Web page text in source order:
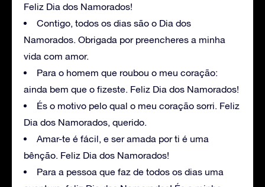
Feliz Dia dos Namorados!
Contigo, todos os dias são o Dia dos
Namorados. Obrigada por preencheres a minha
vida com amor.
Para o homem que roubou o meu coração:
ainda bem que o fizeste. Feliz Dia dos Namorados!
És o motivo pelo qual o meu coração sorri. Feliz
Dia dos Namorados, querido.
Amar-te é fácil, e ser amada por ti é uma
bênção. Feliz Dia dos Namorados!
Para a pessoa que faz de todos os dias uma